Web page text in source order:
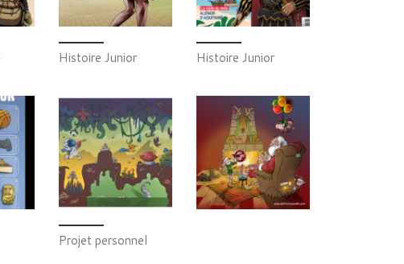
Histoire Junior Histoire Junior
Projet personnel